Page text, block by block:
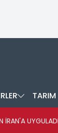
TARIM